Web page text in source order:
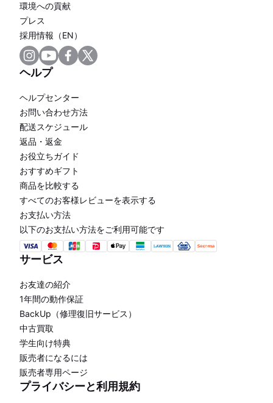
環境への貢献
プレス
採用情報（EN）
ヘルプ
ヘルプセンター
お問い合わせ方法
配送スケジュール
返品・返金
お役立ちガイド
おすすめギフト
商品を比較する
すべてのお客様レビューを表示する
お支払い方法
以下のお支払い方法をご利用可能です
サービス
お友達の紹介
1年間の動作保証
BackUp（修理復旧サービス）
中古買取
学生向け特典
販売者になるには
販売者専用ページ
プライバシーと利用規約